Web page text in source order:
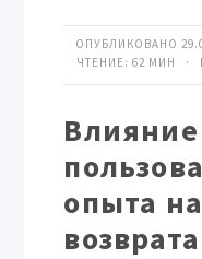
ОПУБЛИКОВАНО
ЧТЕНИЕ: 62 МИН ·
Влияние
опыта